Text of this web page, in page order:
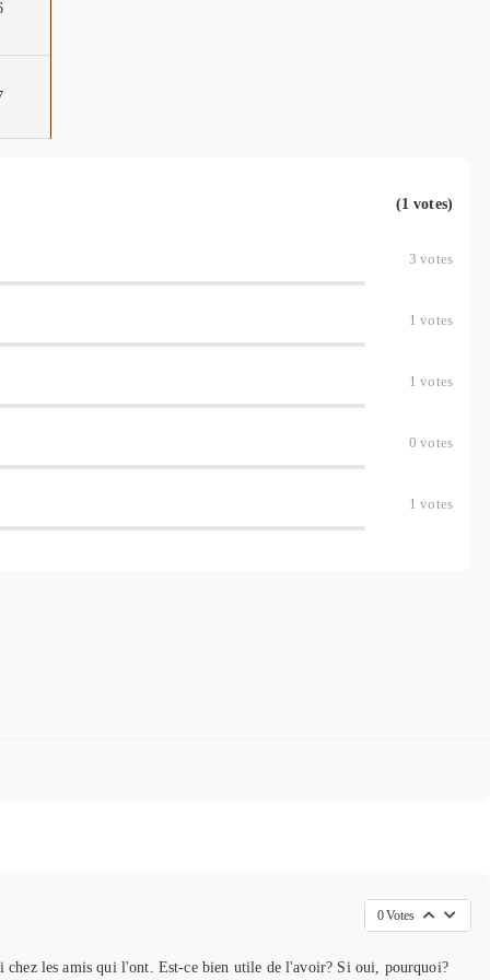
(1 votes)
3 votes
1 votes
1 votes
0 votes
1 votes
0Votes
chez les amis qui l'ont. Est-ce bien utile de l'avoir? Si oui, pourquoi?